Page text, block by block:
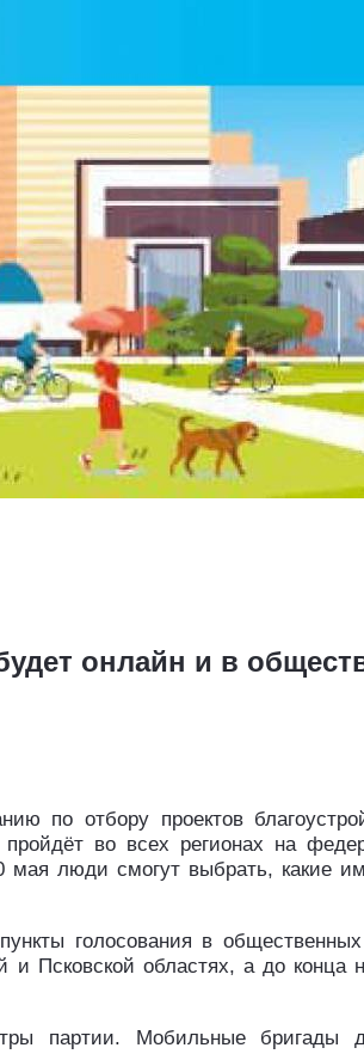
онлайн и в
по отбору проектов
во всех регионах на
мая люди смогут выбрать, какие
голосования в
Псковской областях, а до конца
партии. Мобильные бригады